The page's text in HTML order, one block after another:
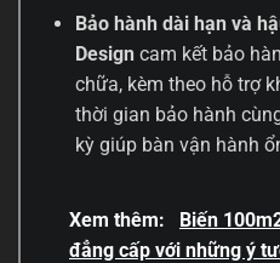
Bảo hành dài hạn và
Designcam kết bảo
chữa, kèm theo hỗ trợ
thời gian bảo hành
kỳ giúp bàn vận hành
Xem thêm:
Biến
đẳng cấp với những ý